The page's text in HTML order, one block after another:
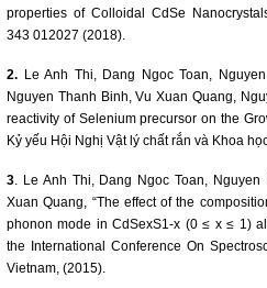
properties of Colloidal CdSe
343 012027 (2018).
2. Le Anh Thi, Dang Ngoc Toan,
Nguyen Thanh Binh, Vu Xuan Quang,
reactivity of Selenium precursor on the
Kỷ yếu Hội Nghị Vật lý chất rắn và Khoa
3. Le Anh Thi, Dang Ngoc Toan,
Xuan Quang, “The effect of the
phonon mode in CdSexS1-x (0 ≤ x ≤ 1)
the International Conference On
Vietnam, (2015).